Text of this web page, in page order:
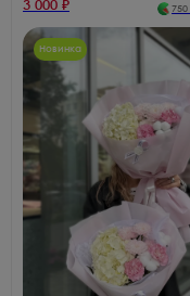
3 000 ₽ 750
Новинка